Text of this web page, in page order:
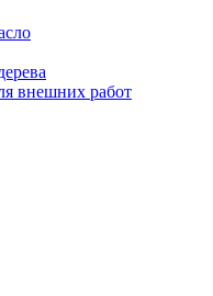
внешних работ